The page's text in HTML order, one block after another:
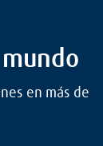
en más de